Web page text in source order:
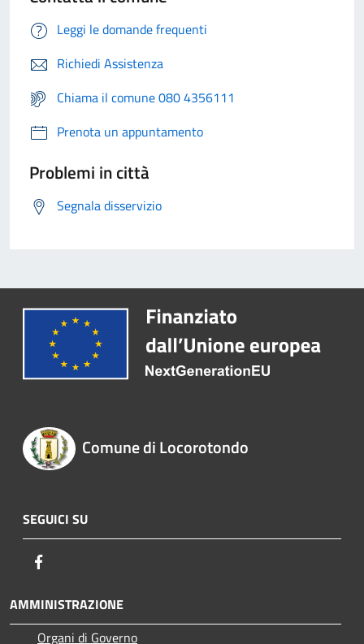
Leggi le domande frequenti
Richiedi Assistenza
Chiama il comune 080 4356111
Prenota un appuntamento
Problemi in città
Segnala disservizio
Comune di Locorotondo
SEGUICI SU
AMMINISTRAZIONE
Organi di Governo